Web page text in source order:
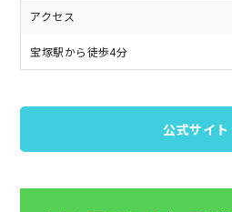
アクセス
宝塚駅から徒歩4分
公式サイト